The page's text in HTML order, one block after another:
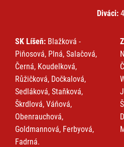
Diváci:
SK Líšeň: Blažková -
Piňosová, Plná, Salačová,
Černá, Koudelková,
Růžičková, Dočkalová,
Sedláková, Staňková,
Škrdlová, Váňová,
Obenrauchová,
Goldmannová, Ferbyová,
Fadrná.